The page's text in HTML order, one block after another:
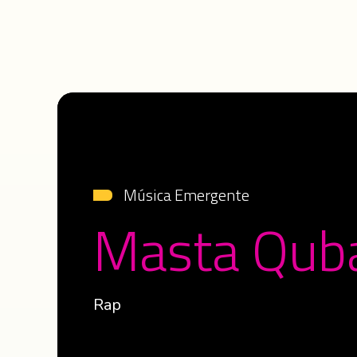
Música Emergente
Masta
Rap